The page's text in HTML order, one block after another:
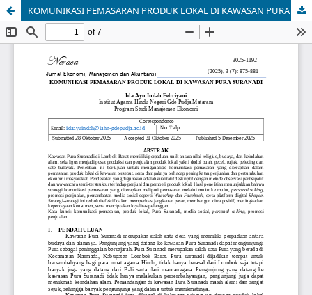
KOMUNIKASI PEMASARAN PRODUK LOKAL DI KAWASAN PURA SURANADI